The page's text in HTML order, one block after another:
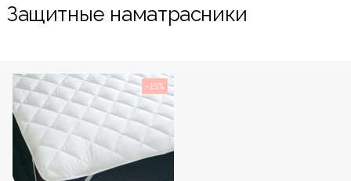
Защитные наматрасники
-15%